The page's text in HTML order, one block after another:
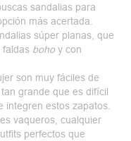
sandalias para
más acertada.
súper planas , que
faldas bohoy con
son muyfáciles de
grande que es difícil
integren estos zapatos.
vaqueros, cualquier
perfectos que